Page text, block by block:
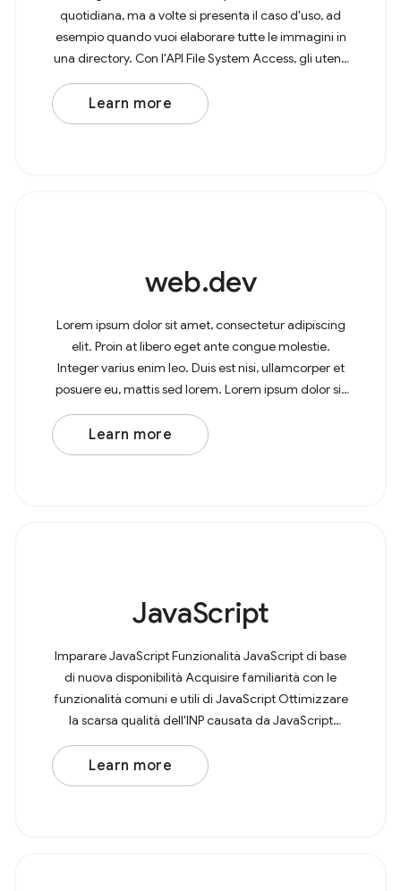
quotidiana, ma a volte si presenta il caso d'uso, ad
esempio quando vuoi elaborare tutte le immagini in
una directory. Con l'API File System Access, gli utenti
possono ora aprire le directory nel browser
Learn more
web.dev
Lorem ipsum dolor sit amet, consectetur adipiscing
elit. Proin at libero eget ante congue molestie.
Integer varius enim leo. Duis est nisi, ullamcorper et
posuere eu, mattis sed lorem. Lorem ipsum dolor sit
amet, consectetur adipiscing elit. In at
Learn more
JavaScript
Imparare JavaScript Funzionalità JavaScript di base
di nuova disponibilità Acquisire familiarità con le
funzionalità comuni e utili di JavaScript Ottimizzare
la scarsa qualità dell'INP causata da JavaScript
Ottimizzare le risorse JavaScript di terze
Learn more